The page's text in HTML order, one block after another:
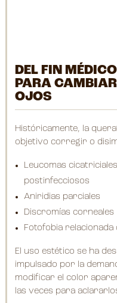
DEL FIN
PARA
OJOS
Históricamente, la
objetivo corregir o
Leucomas
postinfecciosos
Aniridias parciales
Discromías corneales
Fotofobia relacionada
El uso estético se ha
impulsado por la
modificar el color
las veces para